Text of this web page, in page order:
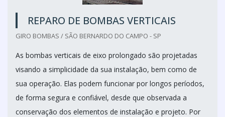
REPARO DE BOMBAS VERTICAIS
GIRO BOMBAS / SÃO BERNARDO DO CAMPO - SP
As bombas verticais de eixo prolongado são projetadas
visando a simplicidade da sua instalação, bem como de
sua operação. Elas podem funcionar por longos períodos,
de forma segura e confiável, desde que observada a
conservação dos elementos de instalação e projeto. Por